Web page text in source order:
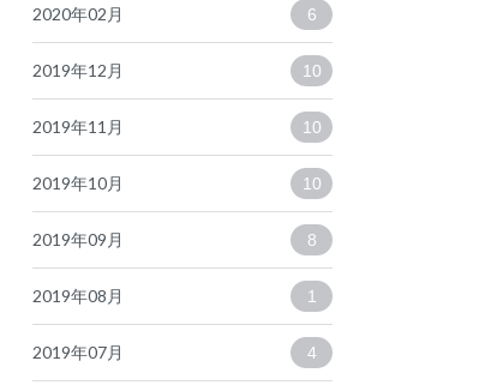
2020年02月 6
2019年12月 10
2019年11月 10
2019年10月 10
2019年09月 8
2019年08月 1
2019年07月 4